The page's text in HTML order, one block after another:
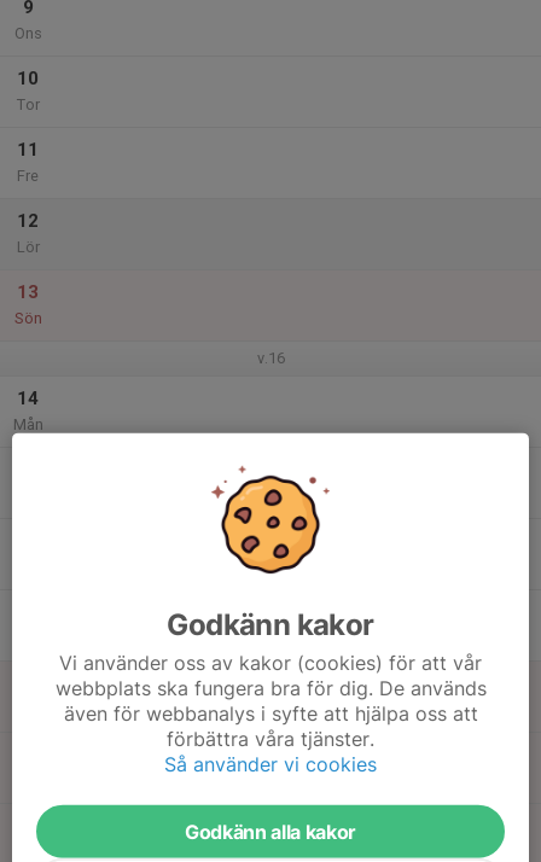
9
Ons
10
Tor
11
Fre
12
Lör
13
Sön
v.16
14
Mån
20
Sön
Godkänn kakor
Vi använder oss av kakor (cookies) för att vår
webbplats ska fungera bra för dig. De används
även för webbanalys i syfte att hjälpa oss att
förbättra våra tjänster.
Så använder vi cookies
Godkänn alla kakor